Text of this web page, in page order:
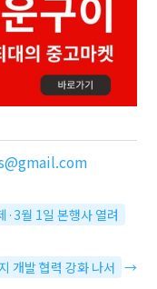
·3월 1일 본행사 열려
개발 협력 강화 나서 →